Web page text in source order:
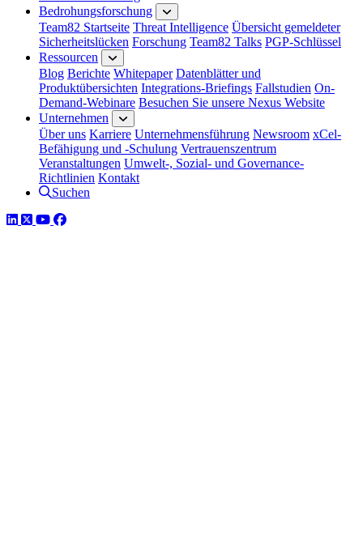
Bedrohungsforschung
Team82 Startseite Threat Intelligence Übersicht gemeldeter
Sicherheitslücken Forschung Team82 Talks PGP-Schlüssel
Ressourcen
Blog Berichte Whitepaper Datenblätter und
Produktübersichten Integrations-Briefings Fallstudien On-
Demand-Webinare Besuchen Sie unsere Nexus Website
Unternehmen
Über uns Karriere Unternehmensführung Newsroom xCel-
Befähigung und -Schulung Vertrauenszentrum
Veranstaltungen Umwelt-, Sozial- und Governance-
Richtlinien Kontakt
Suchen
LinkedIn
TwitterYouTube
Facebook